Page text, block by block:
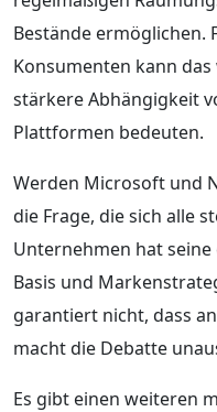
Bestände ermöglichen.
Konsumenten kann
stärkere Abhängigkeit
Plattformen bedeuten.
Werden Microsoft und
die Frage, die sich alle
Unternehmen hat
Basis und
garantiert nicht, dass
macht die Debatte
Es gibt einen weiteren